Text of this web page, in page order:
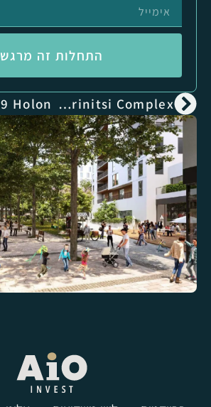
התחלות זה מרגש
Ha-Zeitim-Krinitsi Complex